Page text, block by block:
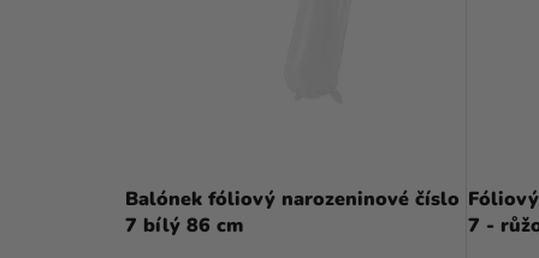
Balónek fóliový narozeninové číslo
7 bílý 86 cm
7 -